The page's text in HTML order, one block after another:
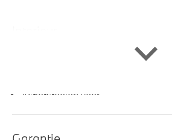
Veiligheidsgordels voorzien van M
Actiefstoelen voor
Sportstuur
Sportstoelen voor